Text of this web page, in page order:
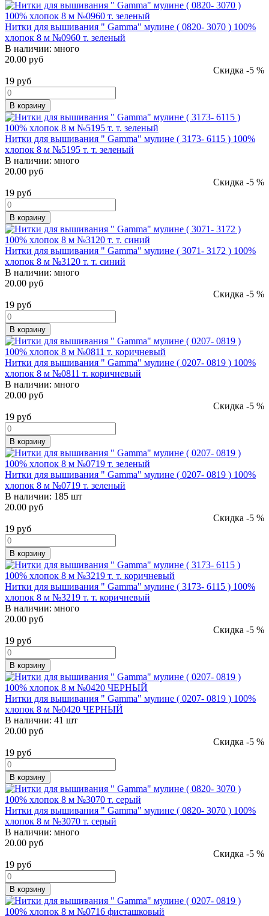
Нитки для вышивания " Gamma" мулине ( 0820- 3070 ) 100%
хлопок 8 м №0960 т. зеленый
В наличии: много
20.00 руб
Скидка -5 %
19 руб
В корзину
Нитки для вышивания " Gamma" мулине ( 3173- 6115 ) 100%
хлопок 8 м №5195 т. т. зеленый
В наличии: много
20.00 руб
Скидка -5 %
19 руб
В корзину
Нитки для вышивания " Gamma" мулине ( 3071- 3172 ) 100%
хлопок 8 м №3120 т. т. синий
В наличии: много
20.00 руб
Скидка -5 %
19 руб
В корзину
Нитки для вышивания " Gamma" мулине ( 0207- 0819 ) 100%
хлопок 8 м №0811 т. коричневый
В наличии: много
20.00 руб
Скидка -5 %
19 руб
В корзину
Нитки для вышивания " Gamma" мулине ( 0207- 0819 ) 100%
хлопок 8 м №0719 т. зеленый
В наличии: 185 шт
20.00 руб
Скидка -5 %
19 руб
В корзину
Нитки для вышивания " Gamma" мулине ( 3173- 6115 ) 100%
хлопок 8 м №3219 т. т. коричневый
В наличии: много
20.00 руб
Скидка -5 %
19 руб
В корзину
Нитки для вышивания " Gamma" мулине ( 0207- 0819 ) 100%
хлопок 8 м №0420 ЧЕРНЫЙ
В наличии: 41 шт
20.00 руб
Скидка -5 %
19 руб
В корзину
Нитки для вышивания " Gamma" мулине ( 0820- 3070 ) 100%
хлопок 8 м №3070 т. серый
В наличии: много
20.00 руб
Скидка -5 %
19 руб
В корзину